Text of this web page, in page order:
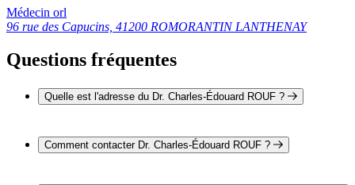
Médecin orl
96 rue des Capucins, 41200 ROMORANTIN LANTHENAY
Questions fréquentes
Quelle est l'adresse du Dr. Charles-Édouard ROUF ?
Capucins 41200 ROMORANTIN LANTHENAY
Comment contacter Dr. Charles-Édouard ROUF ?